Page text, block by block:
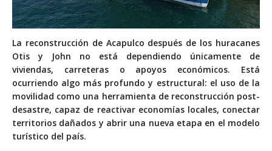
La reconstrucción de Acapulco después de los huracanes
Otis y John no está dependiendo únicamente de
viviendas, carreteras o apoyos económicos. Está
ocurriendo algo más profundo y estructural: el uso de la
movilidad como una herramienta de reconstrucción post-
desastre, capaz de reactivar economías locales, conectar
territorios dañados y abrir una nueva etapa en el modelo
turístico del país.